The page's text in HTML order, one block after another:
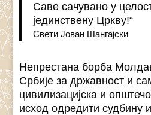
Саве сачувано у
јединствену Цркву!“
Свети Јован Шангајски
Непрестана борба
Србије за државност и
цивилизацијска и
исход одредити судбину